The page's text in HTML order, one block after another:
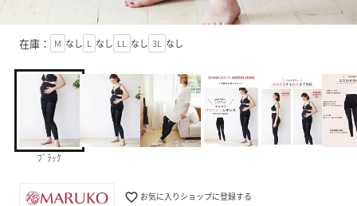
在庫： M なし L なし LL なし 3L なし
ﾌﾞﾗｯｸ
favorite_border お気に入りショップに登録する